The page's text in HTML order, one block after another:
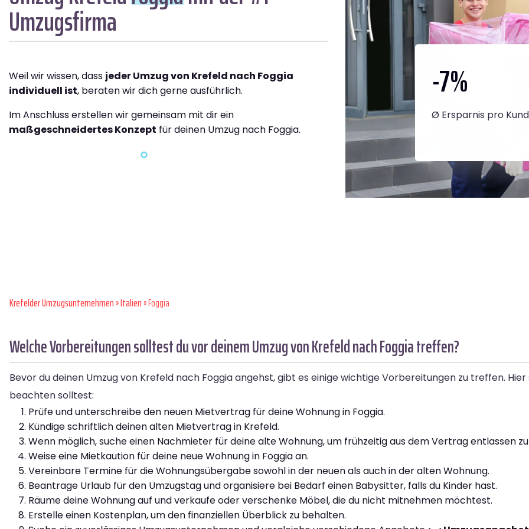
Umzugsfirma
Weil wir wissen, dass jeder Umzug von Krefeld nach Foggia
individuell ist, beraten wir dich gerne ausführlich.
Im Anschluss erstellen wir gemeinsam mit dir ein
maßgeschneidertes Konzept für deinen Umzug nach Foggia.
-7%
Ø Ersparnis pro
Krefelder Umzugsunternehmen»Italien» Foggia
Welche Vorbereitungen solltest du vor deinem Umzug von Krefeld nach Foggia treffen?
Bevor du deinen Umzug von Krefeld nach Foggia angehst, gibt es einige wichtige Vorbereitungen zu treffen. Hier
beachten solltest:
Prüfe und unterschreibe den neuen Mietvertrag für deine Wohnung in Foggia.
Kündige schriftlich deinen alten Mietvertrag in Krefeld.
Wenn möglich, suche einen Nachmieter für deine alte Wohnung, um frühzeitig aus dem Vertrag entlassen
Weise eine Mietkaution für deine neue Wohnung in Foggia an.
Vereinbare Termine für die Wohnungsübergabe sowohl in der neuen als auch in der alten Wohnung.
Beantrage Urlaub für den Umzugstag und organisiere bei Bedarf einen Babysitter, falls du Kinder hast.
Räume deine Wohnung auf und verkaufe oder verschenke Möbel, die du nicht mitnehmen möchtest.
Erstelle einen Kostenplan, um den finanziellen Überblick zu behalten.